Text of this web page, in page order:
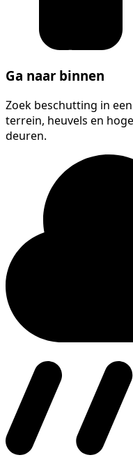
Ga naar binnen
Zoek beschutting in
terrein, heuvels en
deuren.